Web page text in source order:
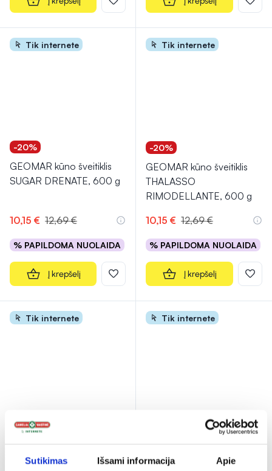
Sutikimas Išsami informacija Apie
Tik internete
-20%
GEOMAR kūno šveitiklis
SUGAR DRENATE, 600 g
10,15 € 12,69 €
% PAPILDOMA NUOLAIDA
Į krepšelį
Tik internete
-20%
GEOMAR kūno šveitiklis
THALASSO
RIMODELLANTE, 600 g
10,15 € 12,69 €
% PAPILDOMA NUOLAIDA
Į krepšelį
Tik internete
-20%
THALASSO
Tik internete
THALASSO